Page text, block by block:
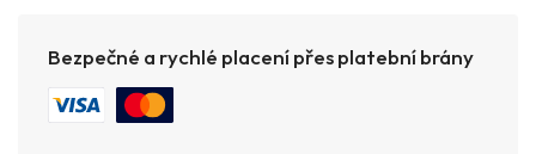
Bezpečné a rychlé placení přes platební brány